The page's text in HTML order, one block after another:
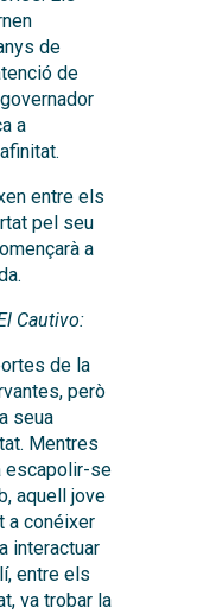
de
de
a
entre els
pel seu
a
Cautivo:
de la
però
seua
Mentres
escapolir-se
aquell jove
a conéixer
interactuar
entre els
va trobar la